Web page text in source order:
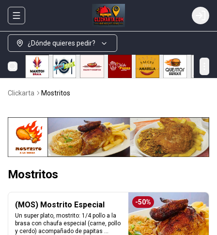
Abrir menu de navegación Login
¿Dónde quieres pedir?
Clickarta Mostritos
Mostritos
-50%
(MOS) Mostrito Especial
Un super plato, mostrito: 1/4 pollo a la
brasa con chaufa especial (carne, pollo
y cerdo) acompañado de papitas